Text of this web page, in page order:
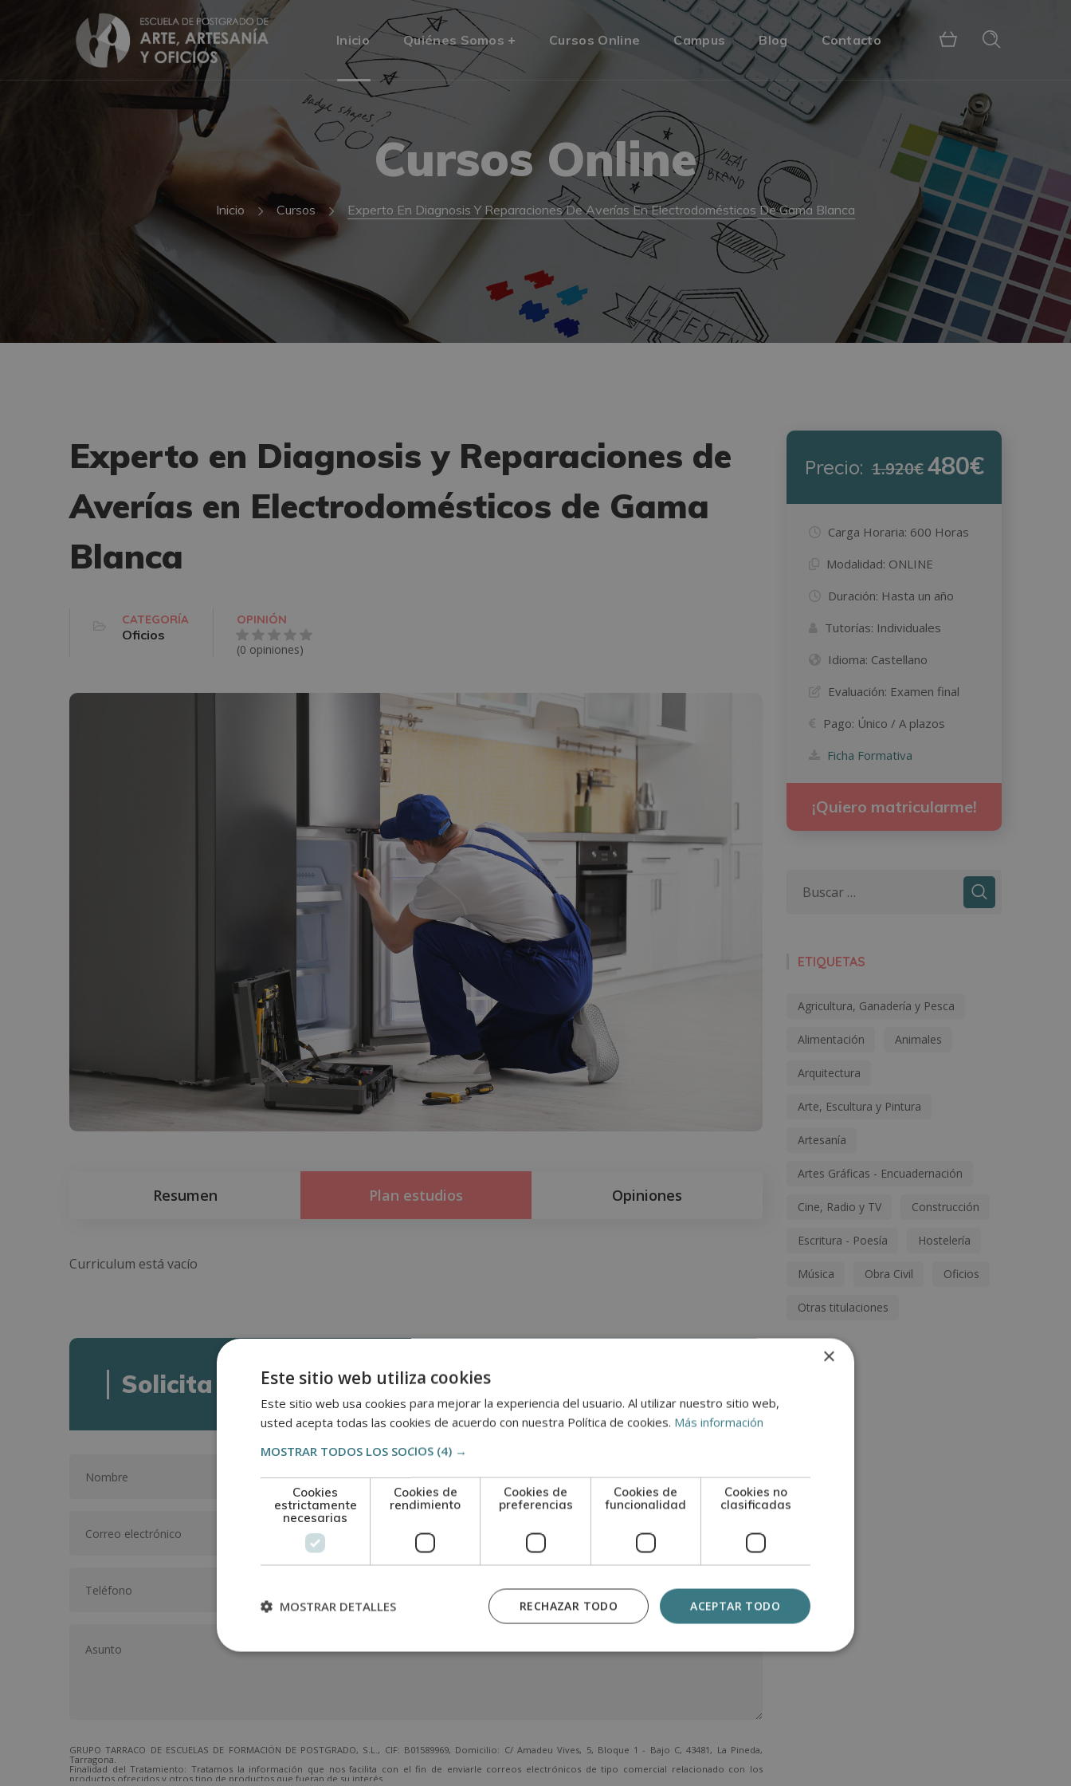
Inicio Quiénes Somos Cursos Online Campus Blog Contacto
Cursos Online
Inicio Cursos Experto En Diagnosis Y Reparaciones De Averías En Electrodomésticos De Gama Blanca
Experto en Diagnosis y Reparaciones de
Averías en Electrodomésticos de Gama
Blanca
CATEGORÍA
Oficios
OPINIÓN
(0 opiniones)
Resumen Plan estudios Opiniones
Curriculum está vacío
Solicita información
GRUPO TARRACO DE ESCUELAS DE FORMACIÓN DE POSTGRADO, S.L., CIF: B01589969, Domicilio: C/ Amadeu Vives, 5, Bloque 1 - Bajo C, 43481, La Pineda,
Tarragona.
Finalidad del Tratamiento: Tratamos la información que nos facilita con el fin de enviarle correos electrónicos de tipo comercial relacionado con los
productos ofrecidos y otros tipo de productos que fueran de su interés.
Precio: 1.920€ 480€
Carga Horaria: 600 Horas
Modalidad: ONLINE
Duración: Hasta un año
Tutorías: Individuales
Idioma: Castellano
Evaluación: Examen final
Pago: Único / A plazos
Ficha Formativa
¡Quiero matricularme!
ETIQUETAS
Agricultura, Ganadería y Pesca
Alimentación Animales
Arquitectura
Arte, Escultura y Pintura
Artesanía
Artes Gráficas - Encuadernación
Cine, Radio y TV Construcción
Escritura - Poesía Hostelería
Música Obra Civil Oficios
Otras titulaciones
×
Este sitio web utiliza cookies
Este sitio web usa cookies para mejorar la experiencia del usuario. Al utilizar nuestro sitio web,
usted acepta todas las cookies de acuerdo con nuestra Política de cookies. Más información
MOSTRAR TODOS LOS SOCIOS (4) →
Cookies
estrictamente
necesarias
Cookies de
rendimiento
Cookies de
preferencias
Cookies de
funcionalidad
Cookies no
clasificadas
ACEPTAR TODO
RECHAZAR TODO
MOSTRAR DETALLES